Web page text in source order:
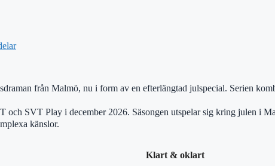
från Malmö, nu i form av en efterlängtad julspecial. Serien
och SVT Play i december 2026. Säsongen utspelar sig kring julen i
känslor.
Klart & oklart